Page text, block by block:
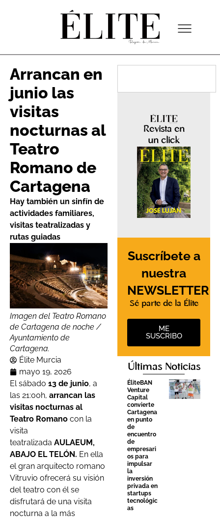
Arrancan en
junio las
visitas
nocturnas al
Teatro
Romano de
Cartagena
Hay también un sinfín de
actividades familiares,
visitas teatralizadas y
rutas guiadas
Imagen del Teatro Romano
de Cartagena de noche /
Ayuntamiento de
Cartagena.
Élite Murcia
mayo 19, 2026
El sábado 13 de junio, a
las 21:00h, arrancan las
visitas nocturnas al
Teatro Romano con la
visita
teatralizada AULAEUM,
ABAJO EL TELÓN. En ella
el gran arquitecto romano
Vitruvio ofrecerá su visión
del teatro con él se
disfrutará de una visita
nocturna a la más
Revista en
un click
Suscríbete a
nuestra
NEWSLETTER
Sé parte de la Élite
ME
SUSCRIBO
Últimas Noticias
ÉliteBAN
Venture
Capital
convierte
Cartagena
en punto
de
encuentro
de
empresari
os para
impulsar
la
inversión
privada en
startups
tecnológic
as